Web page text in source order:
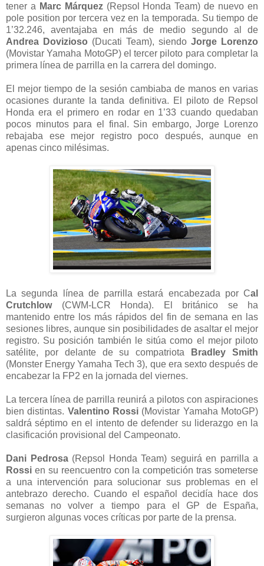
tener a Marc Márquez(Repsol Honda Team) de nuevo en
pole position por tercera vez en la temporada. Su tiempo de
1’32.246, aventajaba en más de medio segundo al de
Andrea Dovizioso (Ducati Team), siendo Jorge Lorenzo
(Movistar Yamaha MotoGP) el tercer piloto para completar la
primera línea de parrilla en la carrera del domingo.
El mejor tiempo de la sesión cambiaba de manos en varias
ocasiones durante la tanda definitiva. El piloto de Repsol
Honda era el primero en rodar en 1’33 cuando quedaban
pocos minutos para el final. Sin embargo, Jorge Lorenzo
rebajaba ese mejor registro poco después, aunque en
apenas cinco milésimas.
La segunda línea de parrilla estará encabezada por Cal
Crutchlow(CWM-LCR Honda). El británico se ha
mantenido entre los más rápidos del fin de semana en las
sesiones libres, aunque sin posibilidades de asaltar el mejor
registro. Su posición también le sitúa como el mejor piloto
satélite, por delante de su compatriota
Bradley Smith
(Monster Energy Yamaha Tech 3), que era sexto después de
encabezar la FP2 en la jornada del viernes.
La tercera línea de parrilla reunirá a pilotos con aspiraciones
bien distintas. Valentino Rossi (Movistar Yamaha MotoGP)
saldrá séptimo en el intento de defender su liderazgo en la
clasificación provisional del Campeonato.
Dani Pedrosa(Repsol Honda Team) seguirá en parrilla a
Rossi en su reencuentro con la competición tras someterse
a una intervención para solucionar sus problemas en el
antebrazo derecho. Cuando el español decidía hace dos
semanas no volver a tiempo para el GP de España,
surgieron algunas voces críticas por parte de la prensa.